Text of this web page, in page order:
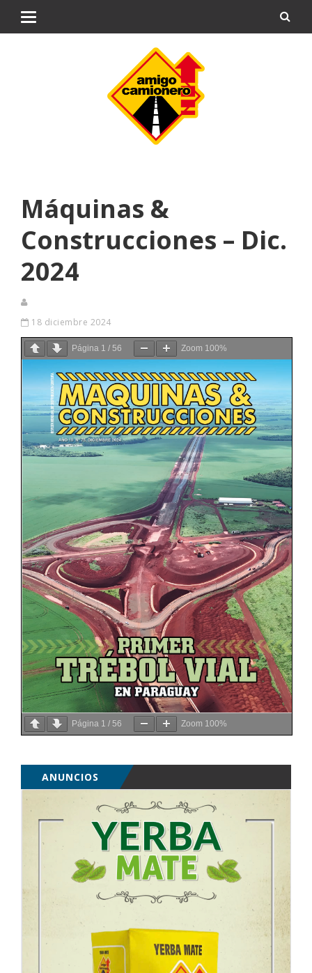
Máquinas &
Construcciones – Dic.
2024
18 diciembre 2024
Página 1 / 56 Zoom 100%
Página 1 / 56 Zoom 100%
ANUNCIOS